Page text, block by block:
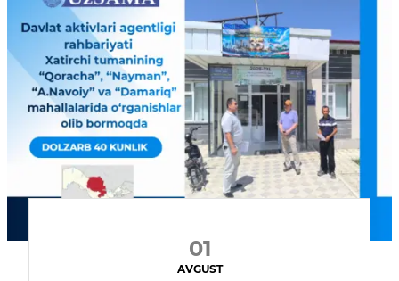
01
AVGUST